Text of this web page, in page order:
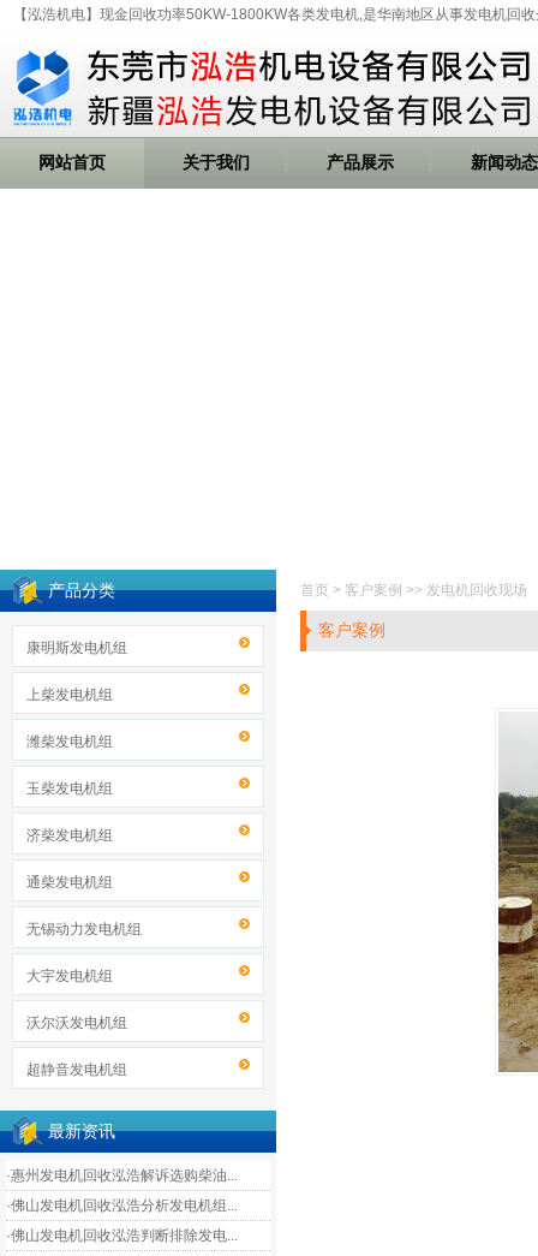
【泓浩机电】现金回收功率50KW-1800KW各类发电机,是华南地区从事发电机
网站首页 关于我们 产品展示 新闻动态
产品分类
康明斯发电机组
上柴发电机组
潍柴发电机组
玉柴发电机组
济柴发电机组
通柴发电机组
无锡动力发电机组
大宇发电机组
沃尔沃发电机组
超静音发电机组
最新资讯
·惠州发电机回收泓浩解诉选购柴油...
·佛山发电机回收泓浩分析发电机组...
·佛山发电机回收泓浩判断排除发电...
首页 > 客户案例 >> 发电机回收现场
客户案例